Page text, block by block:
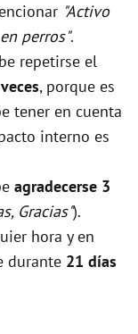
"Activo
perros".
repetirse el
, porque es
tener en cuenta
interno es
agradecerse 3
Gracias").
hora y en
durante 21 días